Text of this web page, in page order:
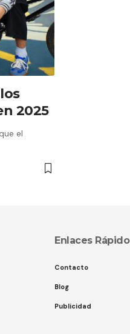
2025
el
Enlaces Rápido
Contacto
Blog
Publicidad